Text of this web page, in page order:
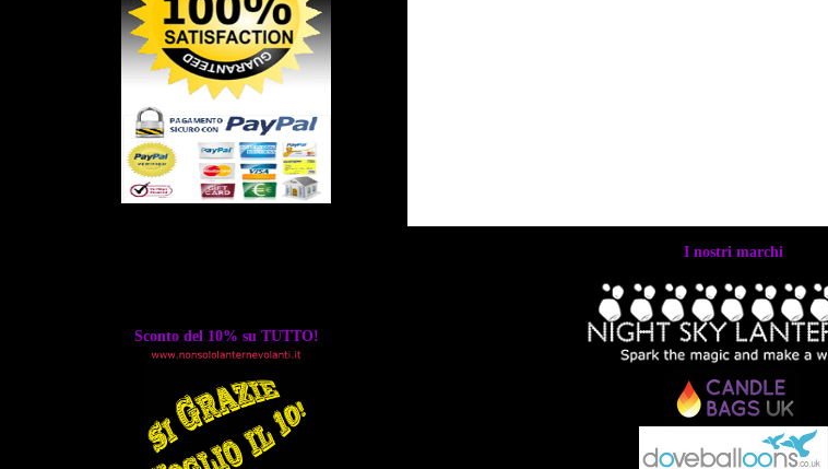
Sconto del 10% su TUTTO!
I nostri marchi